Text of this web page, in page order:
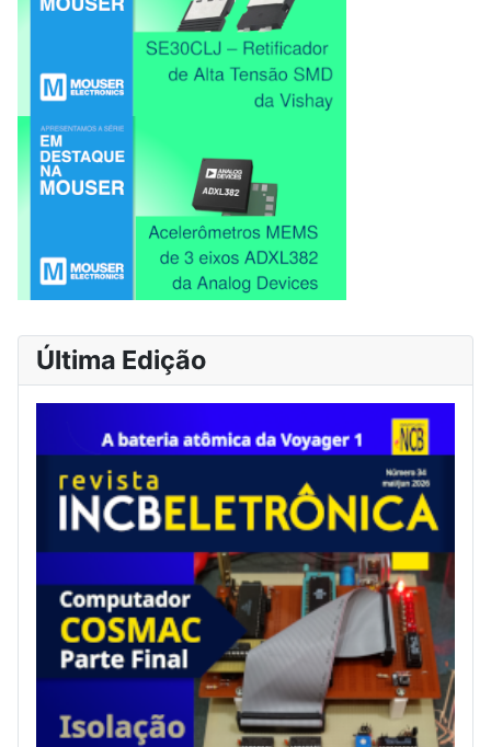
Última Edição